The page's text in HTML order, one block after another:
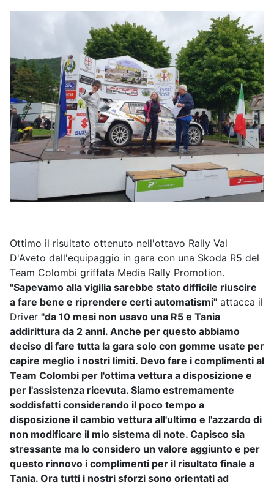
Ottimo il risultato ottenuto nell'ottavo Rally Val
D'Aveto dall'equipaggio in gara con una Skoda R5 del
Team Colombi griffata Media Rally Promotion.
"Sapevamo alla vigilia sarebbe stato difficile riuscire
a fare bene e riprendere certi automatismi" attacca il
Driver "da 10 mesi non usavo una R5 e Tania
addirittura da 2 anni. Anche per questo abbiamo
deciso di fare tutta la gara solo con gomme usate per
capire meglio i nostri limiti. Devo fare i complimenti al
Team Colombi per l'ottima vettura a disposizione e
per l'assistenza ricevuta. Siamo estremamente
soddisfatti considerando il poco tempo a
disposizione il cambio vettura all'ultimo e l'azzardo di
non modificare il mio sistema di note. Capisco sia
stressante ma lo considero un valore aggiunto e per
questo rinnovo i complimenti per il risultato finale a
Tania. Ora tutti i nostri sforzi sono orientati ad